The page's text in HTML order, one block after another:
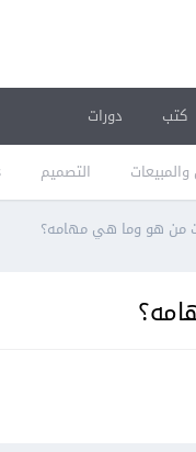
التصميم
كتب دورات
من هو وما هي مهامه؟